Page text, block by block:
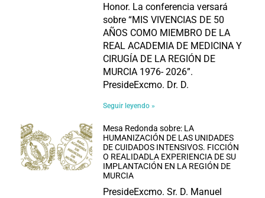
Honor. La conferencia versará
sobre “MIS VIVENCIAS DE 50
AÑOS COMO MIEMBRO DE LA
REAL ACADEMIA DE MEDICINA Y
CIRUGÍA DE LA REGIÓN DE
MURCIA 1976- 2026”.
PresideExcmo. Dr. D.
Seguir leyendo »
Mesa Redonda sobre: LA
HUMANIZACIÓN DE LAS UNIDADES
DE CUIDADOS INTENSIVOS. FICCIÓN
O REALIDADLA EXPERIENCIA DE SU
IMPLANTACIÓN EN LA REGIÓN DE
MURCIA
PresideExcmo. Sr. D. Manuel